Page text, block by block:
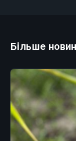
Більше новин